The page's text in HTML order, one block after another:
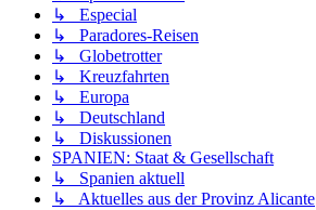
↳ Especial
↳ Paradores-Reisen
↳ Globetrotter
↳ Kreuzfahrten
↳ Europa
↳ Deutschland
↳ Diskussionen
SPANIEN: Staat & Gesellschaft
↳ Spanien aktuell
↳ Aktuelles aus der Provinz Alicante